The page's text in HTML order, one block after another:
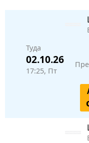
Туда
02.10.26
17:25, Пт